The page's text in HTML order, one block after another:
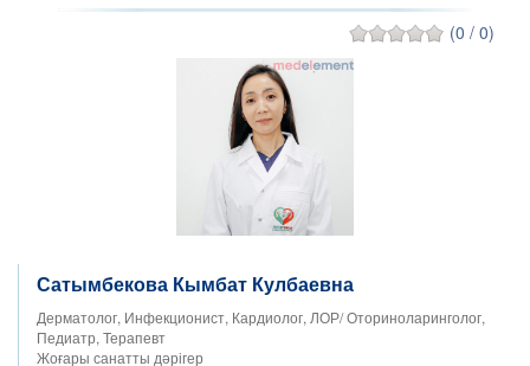
(0 / 0)
Сатымбекова Кымбат Кулбаевна
Дерматолог, Инфекционист, Кардиолог, ЛОР/ Оториноларинголог,
Педиатр, Терапевт
Жоғары санатты дәрігер